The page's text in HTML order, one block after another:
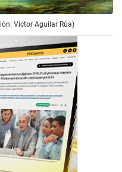
Victor Aguilar Rúa)